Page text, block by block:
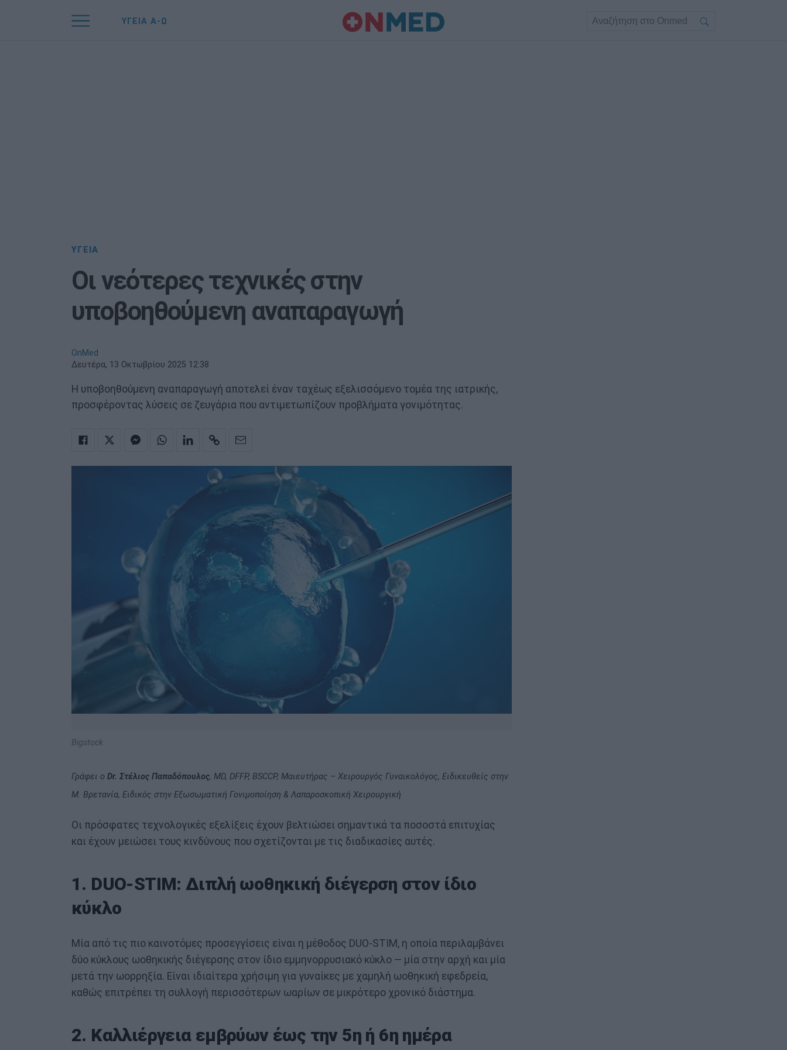
ΥΓΕΙΑ Α-Ω
ΥΓΕΙΑ
Οι νεότερες τεχνικές στην
υποβοηθούμενη αναπαραγωγή
OnMed
Δευτέρα, 13 Οκτωβρίου 2025 12:38
Η υποβοηθούμενη αναπαραγωγή αποτελεί έναν ταχέως εξελισσόμενο τομέα της ιατρικής,
προσφέροντας λύσεις σε ζευγάρια που αντιμετωπίζουν προβλήματα γονιμότητας.
Bigstock
Γράφει ο Dr. Στέλιος Παπαδόπουλος, ΜD, DFFP, BSCCP, Μαιευτήρας – Χειρουργός Γυναικολόγος, Ειδικευθείς στην
Μ. Βρετανία, Ειδικός στην Εξωσωματική Γονιμοποίηση & Λαπαροσκοπική Χειρουργική
Οι πρόσφατες τεχνολογικές εξελίξεις έχουν βελτιώσει σημαντικά τα ποσοστά επιτυχίας
και έχουν μειώσει τους κινδύνους που σχετίζονται με τις διαδικασίες αυτές.
1. DUO-STIM: Διπλή ωοθηκική διέγερση στον ίδιο
κύκλο
Μία από τις πιο καινοτόμες προσεγγίσεις είναι η μέθοδος DUO-STIM, η οποία περιλαμβάνει
δύο κύκλους ωοθηκικής διέγερσης στον ίδιο εμμηνορρυσιακό κύκλο — μία στην αρχή και μία
μετά την ωορρηξία. Είναι ιδιαίτερα χρήσιμη για γυναίκες με χαμηλή ωοθηκική εφεδρεία,
καθώς επιτρέπει τη συλλογή περισσότερων ωαρίων σε μικρότερο χρονικό διάστημα.
2. Καλλιέργεια εμβρύων έως την 5η ή 6η ημέρα